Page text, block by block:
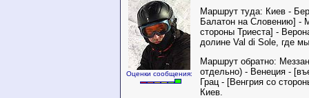
Оценки сообщения:
Маршрут туда: Киев -
Балатон на Словению] -
стороны Триеста] -
долине Val di Sole, где
Маршрут обратно:
отдельно) - Венеция -
Грац - [Венгрия со
Киев.